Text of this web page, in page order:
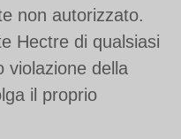
non autorizzato.
Hectre di qualsiasi
violazione della
il proprio